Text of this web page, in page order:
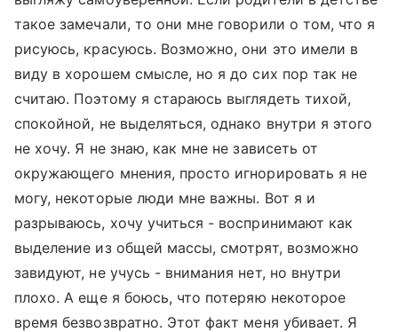
такое замечали, то они мне говорили о том, что я
рисуюсь, красуюсь. Возможно, они это имели в
виду в хорошем смысле, но я до сих пор так не
считаю. Поэтому я стараюсь выглядеть тихой,
спокойной, не выделяться, однако внутри я этого
не хочу. Я не знаю, как мне не зависеть от
окружающего мнения, просто игнорировать я не
могу, некоторые люди мне важны. Вот я и
разрываюсь, хочу учиться - воспринимают как
выделение из общей массы, смотрят, возможно
завидуют, не учусь - внимания нет, но внутри
плохо. А еще я боюсь, что потеряю некоторое
время безвозвратно. Этот факт меня убивает. Я